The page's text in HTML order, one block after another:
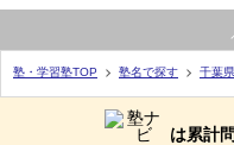
塾・学習塾TOP 塾名で探す 千葉
は累計